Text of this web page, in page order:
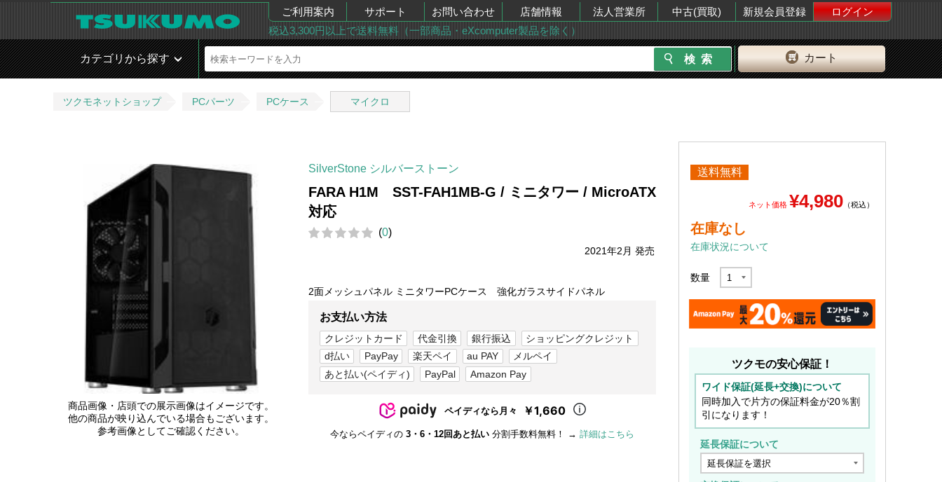
ご利用案内 サポート お問い合わせ 店舗情報 法人営業所 中古(買取) 新規会員登録
ログイン
税込3,300円以上で送料無料（一部商品・eXcomputer製品を除く）
カート
カテゴリから探す
ツクモネットショップ PCパーツ PCケース マイクロ
商品画像・店頭での展示画像はイメージです。
他の商品が映り込んでいる場合もございます。
参考画像としてご確認ください。
SilverStone シルバーストーン
FARA H1M SST-FAH1MB-G / ミニタワー / MicroATX
対応
(0)
2021年2月 発売
2面メッシュパネル ミニタワーPCケース 強化ガラスサイドパネル
お支払い方法
クレジットカード 代金引換 銀行振込
ショッピングクレジット
d払い
PayPay 楽天ペイ au PAY
メルペイ
あと払い(ペイディ)
PayPal Amazon Pay
ペイディなら月々 ￥1,660
今ならペイディの 3・6・12回あと払い 分割手数料無料！ → 詳細はこちら
送料無料
ネット価格 ¥4,980 （税込）
在庫なし
在庫状況について
数量
ツクモの安心保証！
ワイド保証(延長+交換)について
同時加入で片方の保証料金が20％割
引になります！
延長保証について